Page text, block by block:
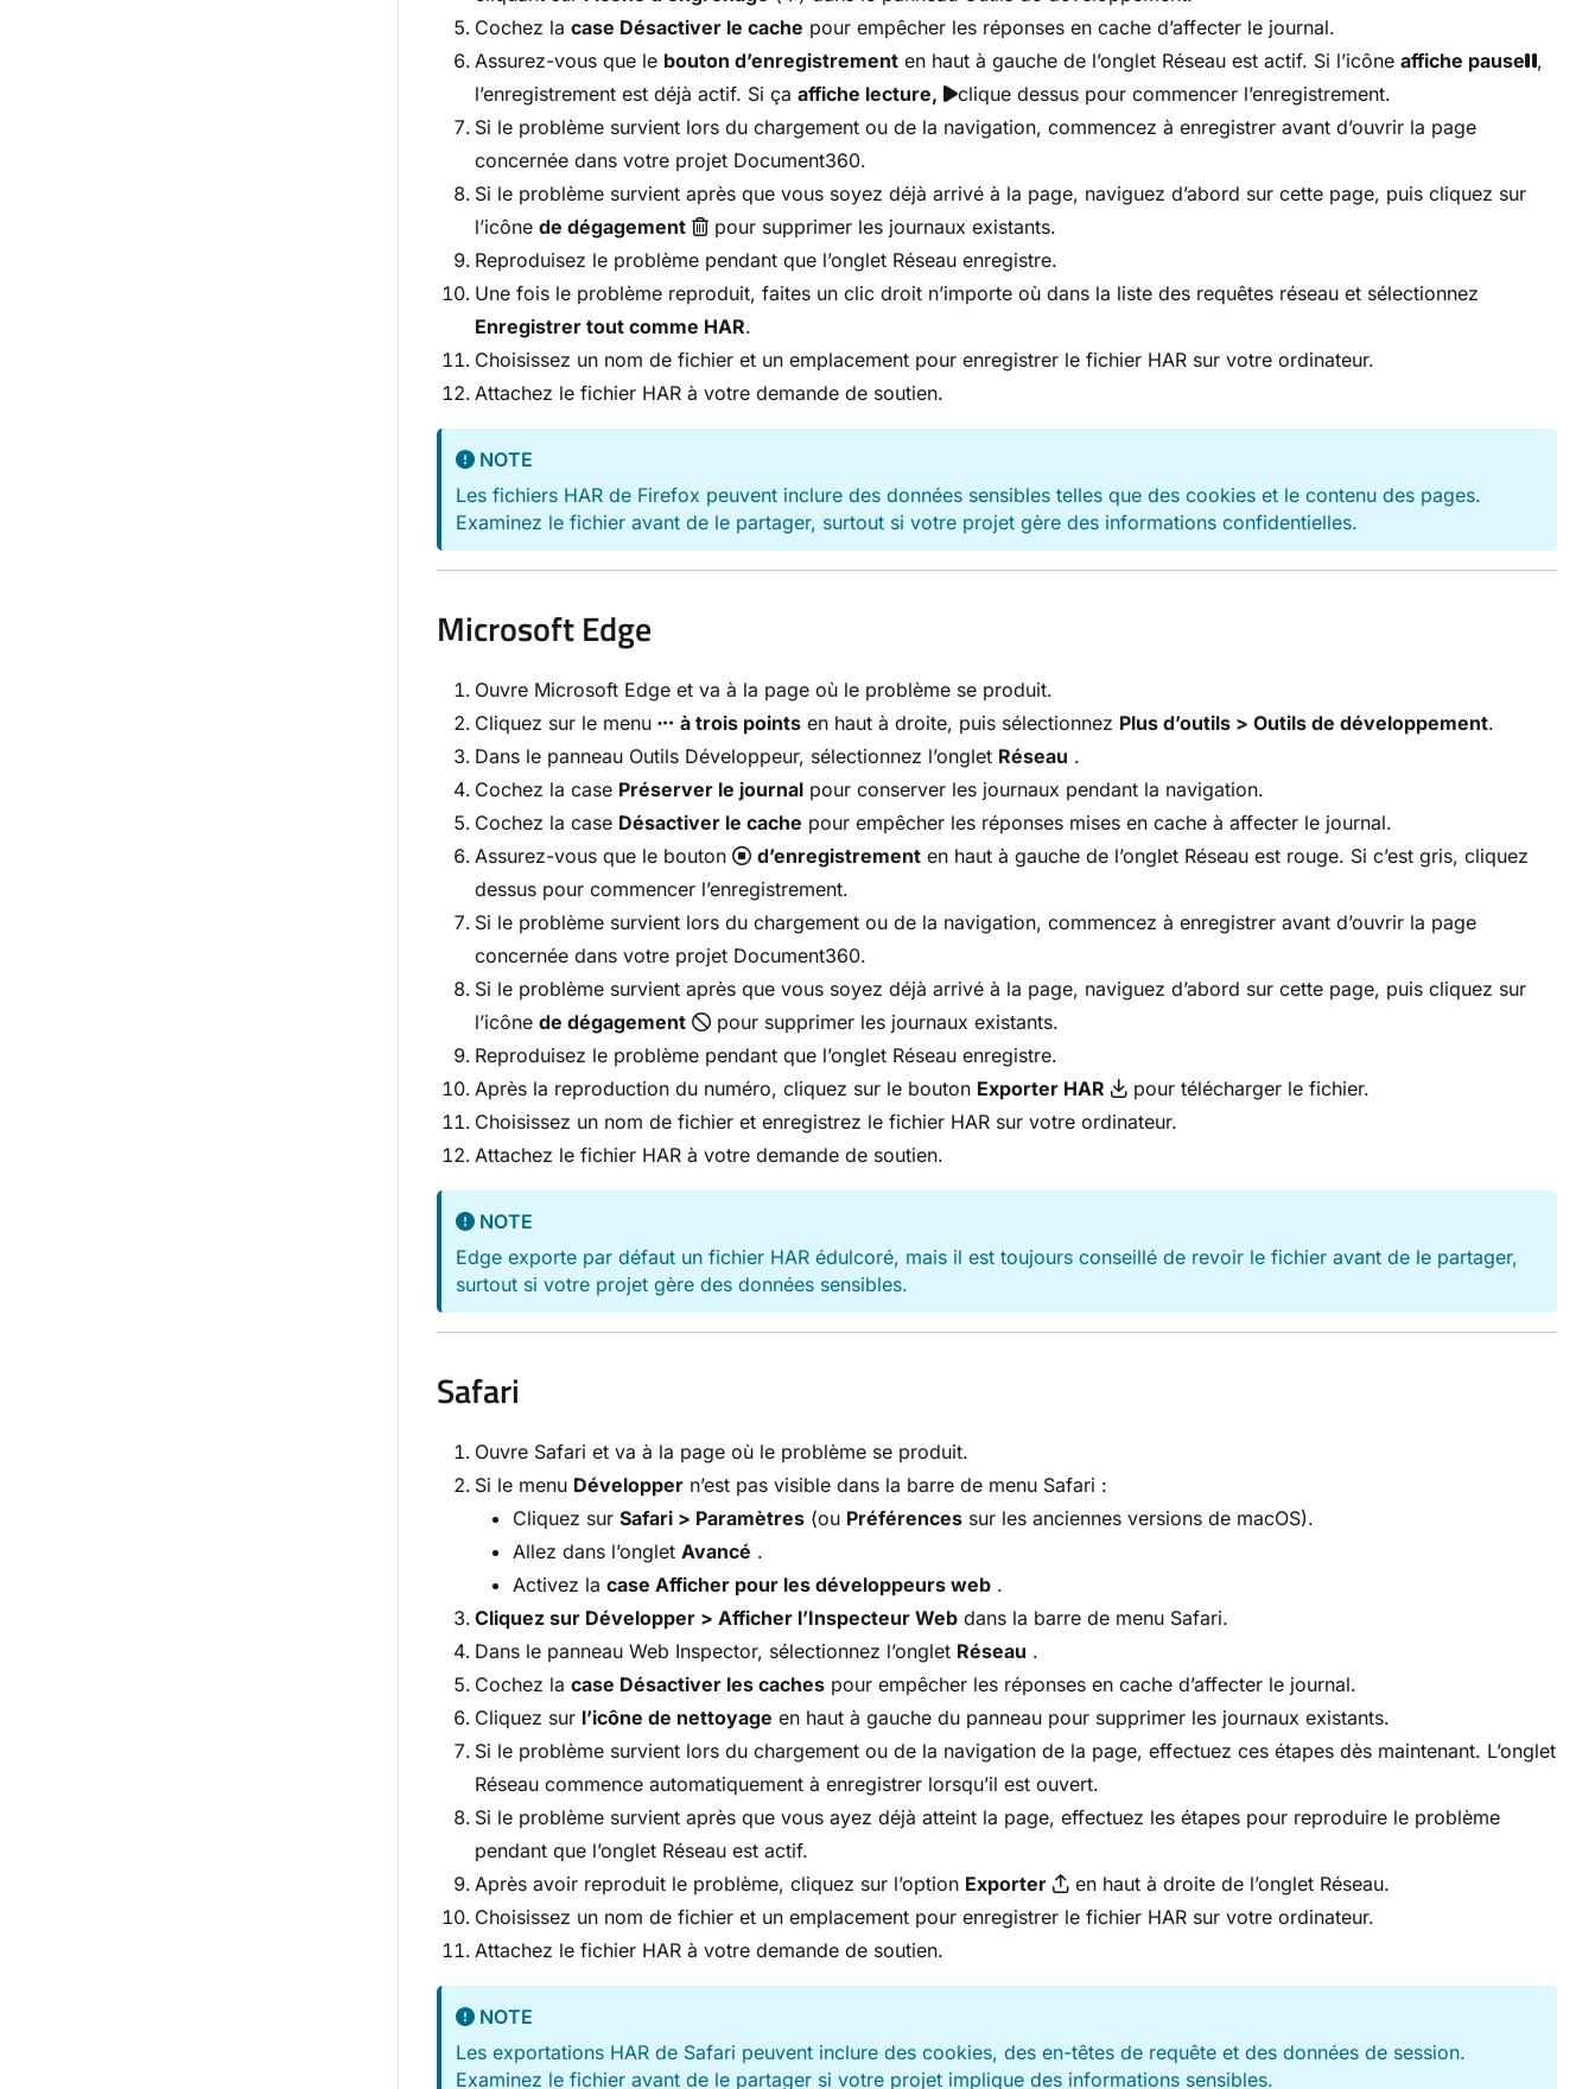
Cochez la case Désactiver le cache pour empêcher les réponses en cache d’affecter le journal.
Assurez-vous que le bouton d’enregistrement en haut à gauche de l’onglet Réseau est actif. Si l’icône affiche pause ,
l’enregistrement est déjà actif. Si ça affiche lecture,
clique dessus pour commencer l’enregistrement.
Si le problème survient lors du chargement ou de la navigation, commencez à enregistrer avant d’ouvrir la page
concernée dans votre projet Document360.
Si le problème survient après que vous soyez déjà arrivé à la page, naviguez d’abord sur cette page, puis cliquez sur
l’icône de dégagement
pour supprimer les journaux existants.
Reproduisez le problème pendant que l’onglet Réseau enregistre.
Une fois le problème reproduit, faites un clic droit n’importe où dans la liste des requêtes réseau et sélectionnez
Enregistrer tout comme HAR.
Choisissez un nom de fichier et un emplacement pour enregistrer le fichier HAR sur votre ordinateur.
Attachez le fichier HAR à votre demande de soutien.
NOTE
Les fichiers HAR de Firefox peuvent inclure des données sensibles telles que des cookies et le contenu des pages.
Examinez le fichier avant de le partager, surtout si votre projet gère des informations confidentielles.
Microsoft Edge
Ouvre Microsoft Edge et va à la page où le problème se produit.
Cliquez sur le menu
à trois points en haut à droite, puis sélectionnez Plus d’outils > Outils de développement.
Dans le panneau Outils Développeur, sélectionnez l’onglet Réseau .
Cochez la case Préserver le journal pour conserver les journaux pendant la navigation.
Cochez la case Désactiver le cache pour empêcher les réponses mises en cache à affecter le journal.
Assurez-vous que le bouton
d’enregistrement en haut à gauche de l’onglet Réseau est rouge. Si c’est gris, cliquez
dessus pour commencer l’enregistrement.
Si le problème survient lors du chargement ou de la navigation, commencez à enregistrer avant d’ouvrir la page
concernée dans votre projet Document360.
Si le problème survient après que vous soyez déjà arrivé à la page, naviguez d’abord sur cette page, puis cliquez sur
l’icône de dégagement
pour supprimer les journaux existants.
Reproduisez le problème pendant que l’onglet Réseau enregistre.
Après la reproduction du numéro, cliquez sur le bouton Exporter HAR
pour télécharger le fichier.
Choisissez un nom de fichier et enregistrez le fichier HAR sur votre ordinateur.
Attachez le fichier HAR à votre demande de soutien.
NOTE
Edge exporte par défaut un fichier HAR édulcoré, mais il est toujours conseillé de revoir le fichier avant de le partager,
surtout si votre projet gère des données sensibles.
Safari
Ouvre Safari et va à la page où le problème se produit.
Si le menu Développer n’est pas visible dans la barre de menu Safari :
Cliquez sur Safari > Paramètres (ou Préférences sur les anciennes versions de macOS).
Allez dans l’onglet Avancé .
Activez la case Afficher pour les développeurs web .
Cliquez sur Développer > Afficher l’Inspecteur Web dans la barre de menu Safari.
Dans le panneau Web Inspector, sélectionnez l’onglet Réseau .
Cochez la case Désactiver les caches pour empêcher les réponses en cache d’affecter le journal.
Cliquez sur l’icône de nettoyage en haut à gauche du panneau pour supprimer les journaux existants.
Si le problème survient lors du chargement ou de la navigation de la page, effectuez ces étapes dès maintenant. L’onglet
Réseau commence automatiquement à enregistrer lorsqu’il est ouvert.
Si le problème survient après que vous ayez déjà atteint la page, effectuez les étapes pour reproduire le problème
pendant que l’onglet Réseau est actif.
Après avoir reproduit le problème, cliquez sur l’option Exporter
en haut à droite de l’onglet Réseau.
Choisissez un nom de fichier et un emplacement pour enregistrer le fichier HAR sur votre ordinateur.
Attachez le fichier HAR à votre demande de soutien.
NOTE
Les exportations HAR de Safari peuvent inclure des cookies, des en-têtes de requête et des données de session.
Examinez le fichier avant de le partager si votre projet implique des informations sensibles.